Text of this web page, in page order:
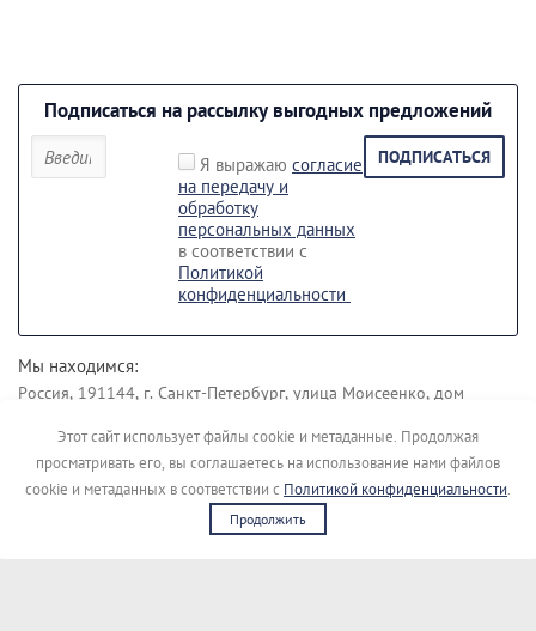
Подписаться на рассылку выгодных предложений
Я выражаю согласие
на передачу и
обработку
персональных данных
в соответствии с
Политикой
конфиденциальности
ПОДПИСАТЬСЯ
Мы находимся:
Россия, 191144, г. Санкт-Петербург, улица Моисеенко, дом
+7 (812) 495-45-19 +7 (911) 148-04-00
Copyright © [kupimigalku]
Этот сайт использует файлы cookie и метаданные. Продолжая
просматривать его, вы соглашаетесь на использование нами файлов
cookie и метаданных в соответствии с Политикой конфиденциальности.
Продолжить